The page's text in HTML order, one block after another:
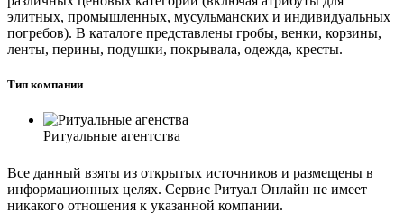
элитных, промышленных, мусульманских и индивидуальных
погребов). В каталоге представлены гробы, венки, корзины,
ленты, перины, подушки, покрывала, одежда, кресты.
Тип компании
Ритуальные агентства
Все данный взяты из открытых источников и размещены в
информационных целях. Сервис Ритуал Онлайн не имеет
никакого отношения к указанной компании.